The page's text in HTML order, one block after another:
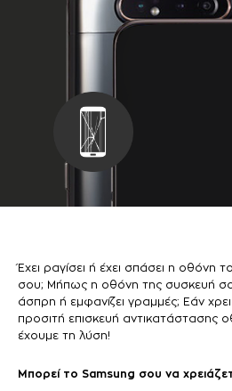
Έχει ραγίσει ή έχει σπάσει η οθόνη
σου; Μήπως η οθόνη της συσκευή σου
άσπρη ή εμφανίζει γραμμές; Εάν
προσιτή επισκευή αντικατάστασης
έχουμε τη λύση!
Μπορεί το Samsung σου να